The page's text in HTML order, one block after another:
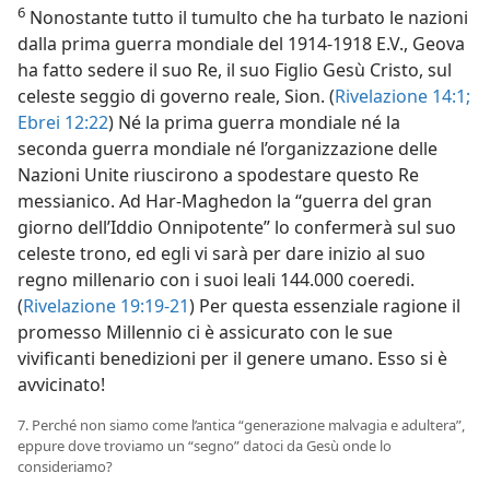
6 Nonostante tutto il tumulto che ha turbato le nazioni
dalla prima guerra mondiale del 1914-1918 E.V., Geova
ha fatto sedere il suo Re, il suo Figlio Gesù Cristo, sul
celeste seggio di governo reale, Sion. (Rivelazione 14:1;
Ebrei 12:22) Né la prima guerra mondiale né la
seconda guerra mondiale né l’organizzazione delle
Nazioni Unite riuscirono a spodestare questo Re
messianico. Ad Har-Maghedon la “guerra del gran
giorno dell’Iddio Onnipotente” lo confermerà sul suo
celeste trono, ed egli vi sarà per dare inizio al suo
regno millenario con i suoi leali 144.000 coeredi.
(Rivelazione 19:19-21) Per questa essenziale ragione il
promesso Millennio ci è assicurato con le sue
vivificanti benedizioni per il genere umano. Esso si è
avvicinato!
7. Perché non siamo come l’antica “generazione malvagia e adultera”,
eppure dove troviamo un “segno” datoci da Gesù onde lo
consideriamo?